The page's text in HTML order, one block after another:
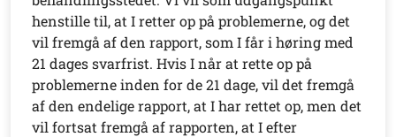
henstille til, at I retter op på problemerne, og det
vil fremgå af den rapport, som I får i høring med
21 dages svarfrist. Hvis I når at rette op på
problemerne inden for de 21 dage, vil det fremgå
af den endelige rapport, at I har rettet op, men det
vil fortsat fremgå af rapporten, at I efter